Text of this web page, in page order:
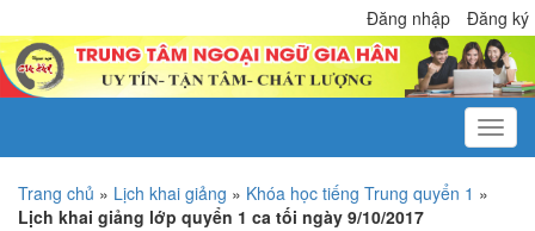
Đăng nhập Đăng ký
Trang chủ » Lịch khai giảng » Khóa học tiếng Trung quyển 1 »
Lịch khai giảng lớp quyển 1 ca tối ngày 9/10/2017